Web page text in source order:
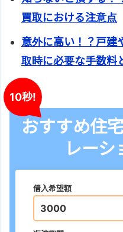
買取における注意点
意外に高い！？戸建
取時に必要な手数料
10秒!
おすすめ住
レーシ
借入希望額